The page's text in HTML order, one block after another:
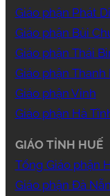
Giáo phận Phát
Giáo phận Bùi
Giáo phận Thái
Giáo phận Thanh
Giáo phận Vinh
Giáo phận Hà
GIÁO TỈNH HUẾ
Tổng Giáo phận
Giáo phận Đà